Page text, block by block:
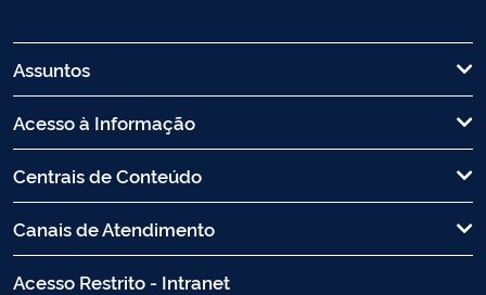
Assuntos
Acesso à Informação
Centrais de Conteúdo
Canais de Atendimento
Acesso Restrito - Intranet